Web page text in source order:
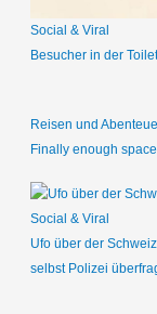
Social & Viral
Besucher in der
Reisen und
Finally enough
Social & Viral
Ufo über der
selbst Polizei